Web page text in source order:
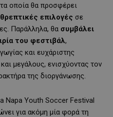
οποία θα προσφέρει
επιλογές σε
Παράλληλα, θα συμβάλει
του φεστιβάλ,
και ευχάριστης
μεγάλους, ενισχύοντας τον
της διοργάνωσης.
Napa Youth Soccer Festival
για ακόμη μία φορά τη